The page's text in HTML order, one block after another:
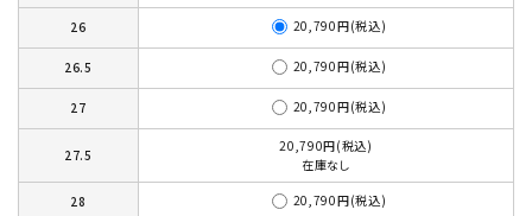
26 20,790円(税込)
26.5 20,790円(税込)
27 20,790円(税込)
27.5
20,790円(税込)
在庫なし
28 20,790円(税込)